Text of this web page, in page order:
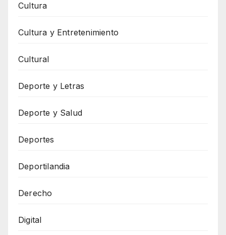
Cultura
Cultura y Entretenimiento
Cultural
Deporte y Letras
Deporte y Salud
Deportes
Deportilandia
Derecho
Digital